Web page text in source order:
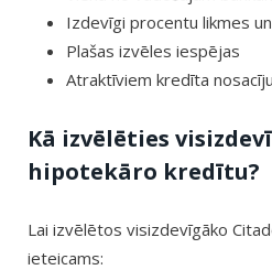
Izdevīgi procentu likmes
Plašas izvēles iespējas
Atraktīviem kredīta
Kā izvēlēties
hipotekāro kredītu?
Lai izvēlētos visizdevīgāko
ieteicams: